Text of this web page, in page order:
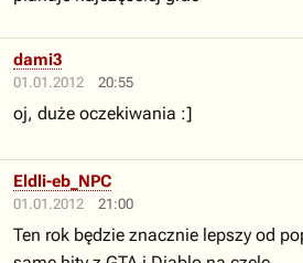
01.01.2012 20:55
dami3
oj, duże oczekiwania :]
01.01.2012 21:00
Eldli-eb_NPC
Ten rok będzie znacznie lepszy od